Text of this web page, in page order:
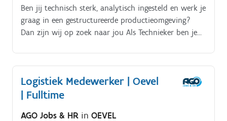
Ben jij technisch sterk, analytisch ingesteld en werk je
graag in een gestructureerde productieomgeving?
Dan zijn wij op zoek naar jou Als Technieker ben je
herstellingen en preventief onderhoud, en het
oplossen van storingen. Je zorgt ervoor dat de
productie veilig, efficiënt en volgens de
taken. Omstellen en instellen van machines binnen de
Logistiek Medewerker | Oevel
| Fulltime
AGO Jobs & HR in OEVEL